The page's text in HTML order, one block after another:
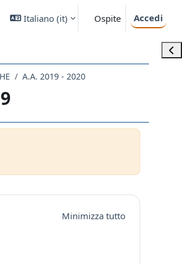
Italiano ‎(it)‎ Ospite Accedi
A.A. 2019 - 2020
Minimizza tutto